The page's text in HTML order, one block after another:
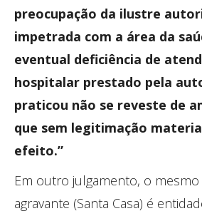
preocupação da ilustre
impetrada com a área da
eventual deficiência de
hospitalar prestado pela
praticou não se reveste de
que sem legitimação
efeito.”
Em outro julgamento, o mesmo
agravante (Santa Casa) é